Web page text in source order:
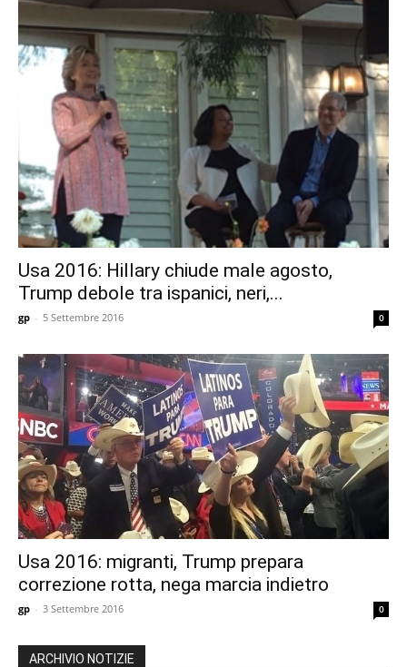
Usa 2016: Hillary chiude male agosto,
Trump debole tra ispanici, neri,...
gp - 5 Settembre 2016 0
Usa 2016: migranti, Trump prepara
correzione rotta, nega marcia indietro
gp - 3 Settembre 2016 0
ARCHIVIO NOTIZIE